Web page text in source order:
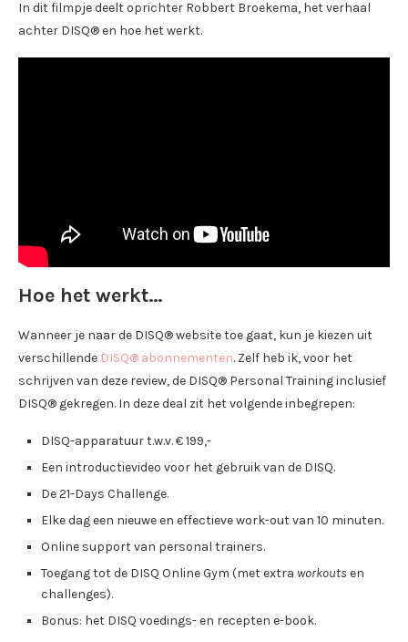
In dit filmpje deelt oprichter Robbert Broekema, het verhaal
achter DISQ® en hoe het werkt.
Hoe het werkt…
Wanneer je naar de DISQ® website toe gaat, kun je kiezen uit
verschillende DISQ® abonnementen. Zelf heb ik, voor het
schrijven van deze review, de DISQ® Personal Training inclusief
DISQ® gekregen. In deze deal zit het volgende inbegrepen:
DISQ-apparatuur t.w.v. € 199,-
Een introductievideo voor het gebruik van de DISQ.
De 21-Days Challenge.
Elke dag een nieuwe en effectieve work-out van 10 minuten.
Online support van personal trainers.
Toegang tot de DISQ Online Gym (met extra workouts en
challenges).
Bonus: het DISQ voedings- en recepten e-book.